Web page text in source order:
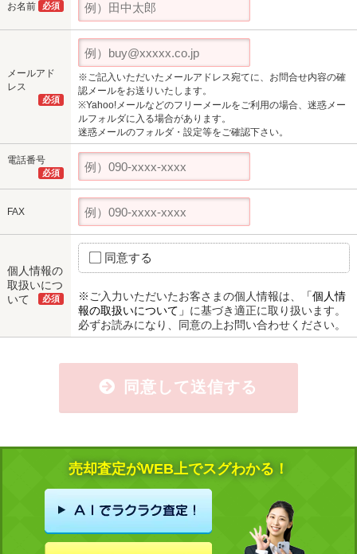
お名前 必須
メールアド
レス
必須
※ご記入いただいたメールアドレス宛てに、お問合せ内容の確
認メールをお送りいたします。
※Yahoo!メールなどのフリーメールをご利用の場合、迷惑メー
ルフォルダに入る場合があります。
迷惑メールのフォルダ・設定等をご確認下さい。
電話番号
必須
FAX
個人情報の
取扱いにつ
いて
必須
同意する
※ご入力いただいたお客さまの個人情報は、
「個人情
報の取扱いについて」 に基づき適正に取り扱います。
必ずお読みになり、同意の上お問い合わせください。
同意して送信する
売却査定がWEB上でスグわかる！